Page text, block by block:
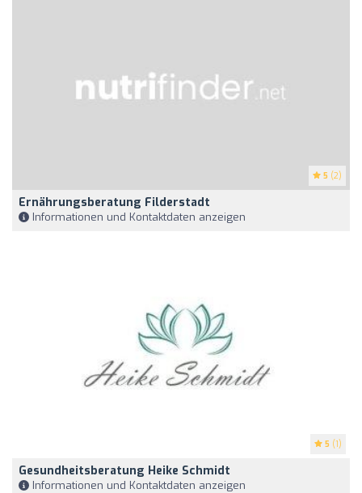
5 (2)
Ernährungsberatung Filderstadt
Informationen und Kontaktdaten anzeigen
5 (1)
Gesundheitsberatung Heike Schmidt
Informationen und Kontaktdaten anzeigen